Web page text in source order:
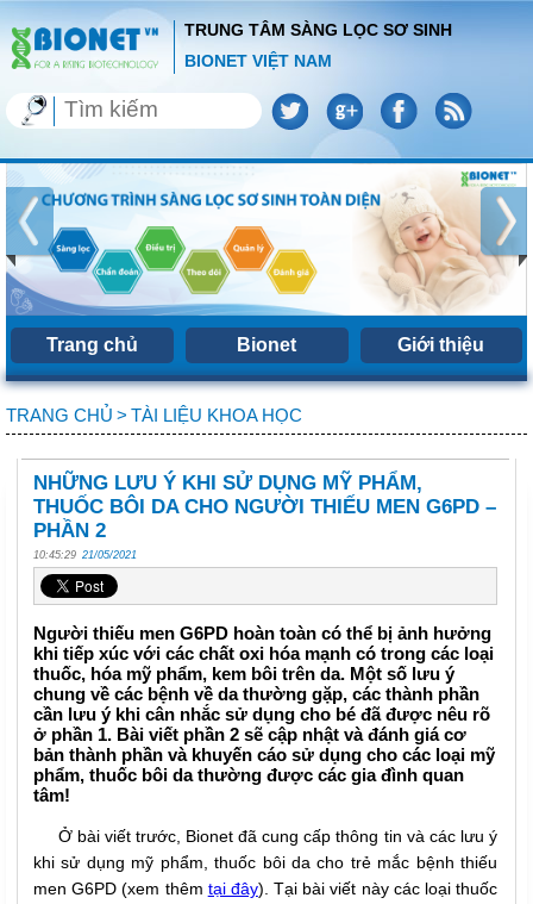
TRUNG TÂM SÀNG LỌC SƠ SINH
BIONET VIỆT NAM
Trang chủ Bionet Giới thiệu
TRANG CHỦ > TÀI LIỆU KHOA HỌC
NHỮNG LƯU Ý KHI SỬ DỤNG MỸ PHẨM,
THUỐC BÔI DA CHO NGƯỜI THIẾU MEN G6PD –
PHẦN 2
10:45:29 21/05/2021
Người thiếu men G6PD hoàn toàn có thể bị ảnh hưởng
khi tiếp xúc với các chất oxi hóa mạnh có trong các loại
thuốc, hóa mỹ phẩm, kem bôi trên da. Một số lưu ý
chung về các bệnh về da thường gặp, các thành phần
cần lưu ý khi cân nhắc sử dụng cho bé đã được nêu rõ
ở phần 1. Bài viết phần 2 sẽ cập nhật và đánh giá cơ
bản thành phần và khuyến cáo sử dụng cho các loại mỹ
phẩm, thuốc bôi da thường được các gia đình quan
tâm!
Ở bài viết trước, Bionet đã cung cấp thông tin và các lưu ý
khi sử dụng mỹ phẩm, thuốc bôi da cho trẻ mắc bệnh thiếu
men G6PD (xem thêm tại đây). Tại bài viết này các loại thuốc